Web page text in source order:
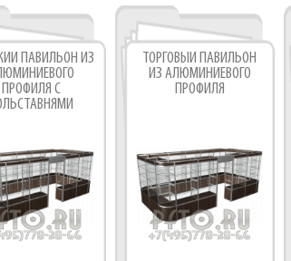
ПАВИЛЬОН ИЗ
ПРОФИЛЯ С
ТОРГОВЫЙ ПАВИЛЬОН
ИЗ АЛЮМИНИЕВОГО
ПРОФИЛЯ